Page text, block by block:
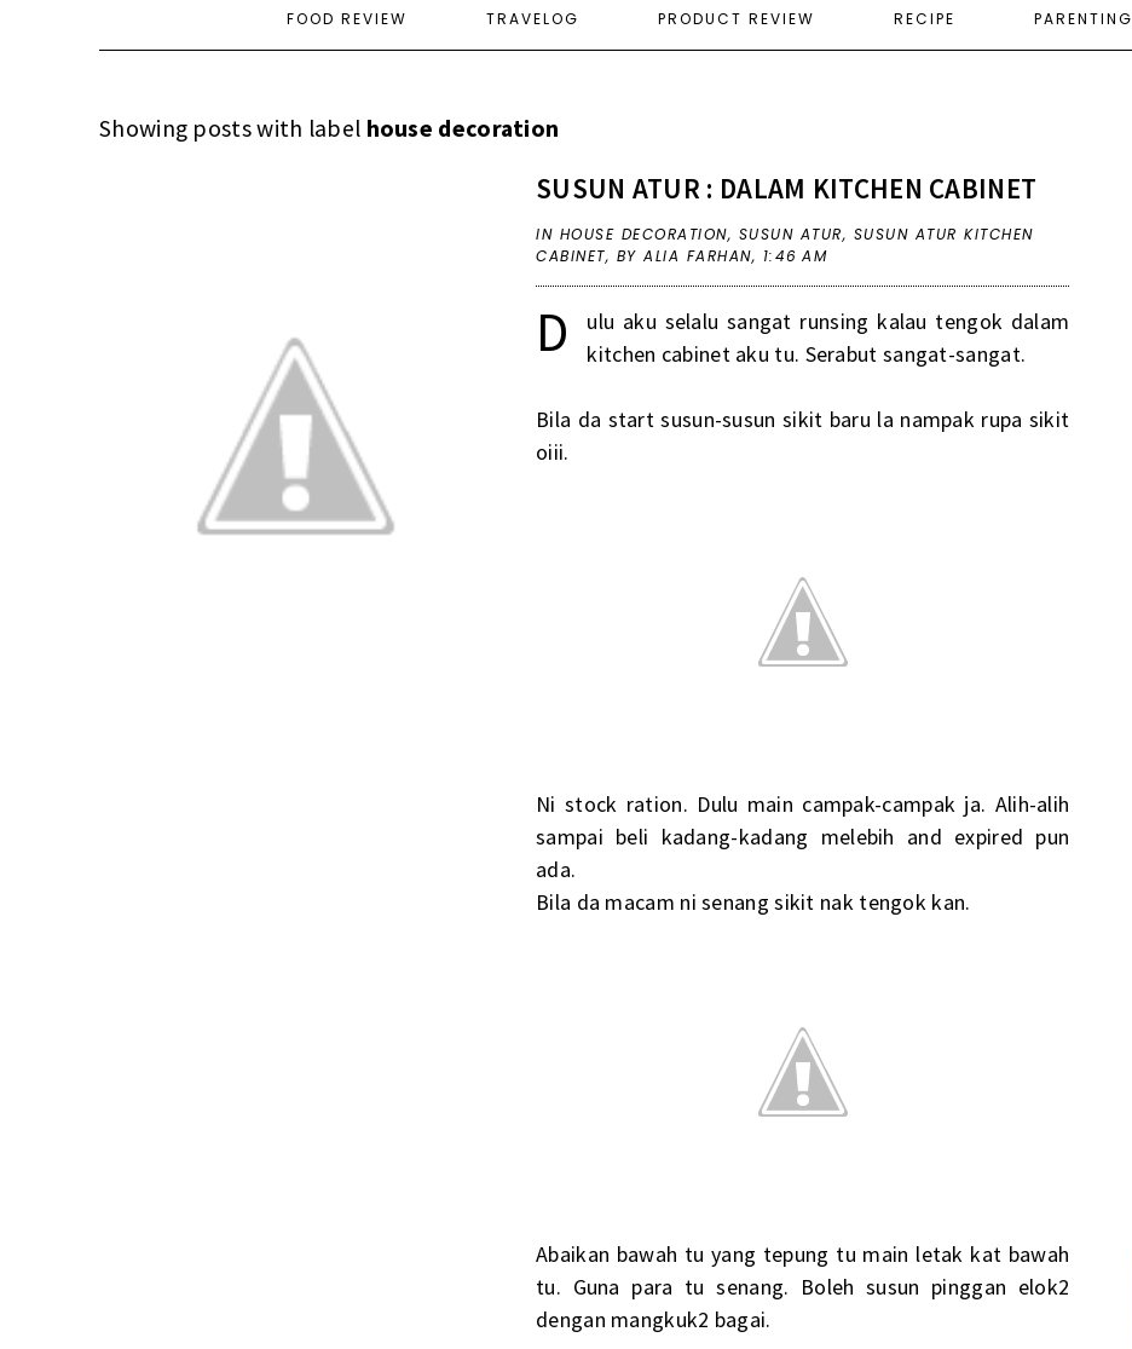
FOOD REVIEW TRAVELOG PRODUCT REVIEW RECIPE PARENTING
Showing posts with label house decoration
SUSUN ATUR : DALAM KITCHEN CABINET
IN HOUSE DECORATION, SUSUN ATUR, SUSUN ATUR KITCHEN
CABINET, BY ALIA FARHAN, 1:46 AM
D
ulu aku selalu sangat runsing kalau tengok dalam
kitchen cabinet aku tu. Serabut sangat-sangat.
Bila da start susun-susun sikit baru la nampak rupa sikit
oiii.
Ni stock ration. Dulu main campak-campak ja. Alih-alih
sampai beli kadang-kadang melebih and expired pun
ada.
Bila da macam ni senang sikit nak tengok kan.
Abaikan bawah tu yang tepung tu main letak kat bawah
tu. Guna para tu senang. Boleh susun pinggan elok2
dengan mangkuk2 bagai.